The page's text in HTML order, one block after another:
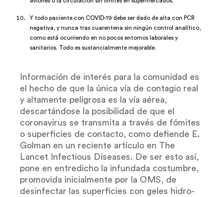
Y todo paciente con COVID-19 debe ser dado de alta con PCR
negativa, y nunca tras cuarentena sin ningún control analítico,
como está ocurriendo en no pocos entornos laborales y
sanitarios. Todo es sustancialmente mejorable.
Información de interés para la comunidad es
el hecho de que la única vía de contagio real
y altamente peligrosa es la vía aérea,
descartándose la posibilidad de que el
coronavirus se transmita a través de fómites
o superficies de contacto, como defiende E.
Golman en un reciente artículo en The
Lancet Infectious Diseases. De ser esto así,
pone en entredicho la infundada costumbre,
promovida inicialmente por la OMS, de
desinfectar las superficies con geles hidro-